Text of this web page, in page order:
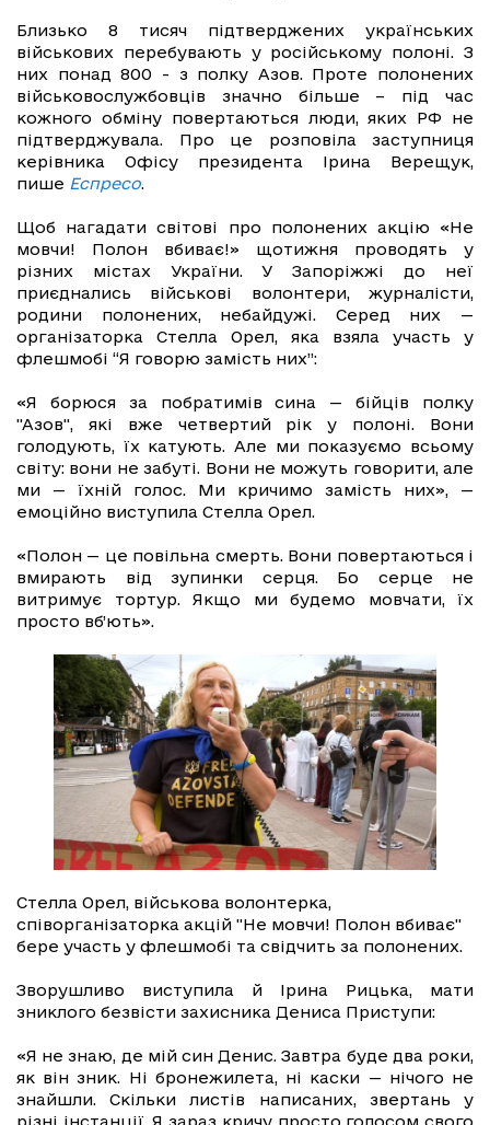
Близько 8 тисяч підтверджених українських
військових перебувають у російському полоні. З
них понад 800 - з полку Азов. Проте полонених
військовослужбовців значно більше – під час
кожного обміну повертаються люди, яких РФ не
підтверджувала. Про це розповіла заступниця
керівника Офісу президента Ірина Верещук,
пише Еспресо.
Щоб нагадати світові про полонених акцію «Не
мовчи! Полон вбиває!» щотижня проводять у
різних містах України. У Запоріжжі до неї
приєднались військові волонтери, журналісти,
родини полонених, небайдужі. Серед них —
організаторка Стелла Орел, яка взяла участь у
флешмобі “Я говорю замість них”:
«Я борюся за побратимів сина — бійців полку
"Азов", які вже четвертий рік у полоні. Вони
голодують, їх катують. Але ми показуємо всьому
світу: вони не забуті. Вони не можуть говорити, але
ми — їхній голос. Ми кричимо замість них», —
емоційно виступила Стелла Орел.
«Полон — це повільна смерть. Вони повертаються і
вмирають від зупинки серця. Бо серце не
витримує тортур. Якщо ми будемо мовчати, їх
просто вб’ють».
Стелла Орел, військова волонтерка,
співорганізаторка акцій "Не мовчи! Полон вбиває"
бере участь у флешмобі та свідчить за полонених.
Зворушливо виступила й Ірина Рицька, мати
зниклого безвісти захисника Дениса Приступи:
«Я не знаю, де мій син Денис. Завтра буде два роки,
як він зник. Ні бронежилета, ні каски — нічого не
знайшли. Скільки листів написаних, звертань у